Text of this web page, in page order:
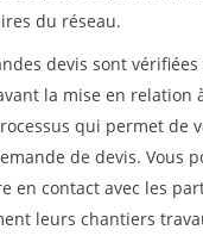
du réseau.
devis sont
la mise en relation
qui permet de
de devis. Vous
en contact avec les
leurs chantiers